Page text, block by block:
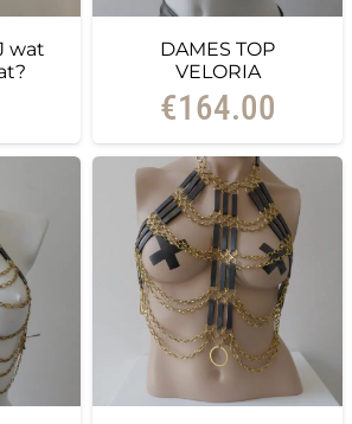
wat
DAMES TOP
VELORIA
€164.00